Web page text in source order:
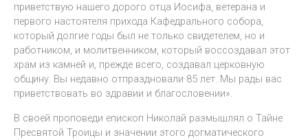
приветствую нашего дорого отца Иосифа, ветерана и
первого настоятеля прихода Кафедрального собора,
который долгие годы был не только свидетелем, но и
работником, и молитвенником, который воссоздавал этот
храм из камней и, прежде всего, создавал церковную
общину. Вы недавно отпраздновали 85 лет. Мы рады вас
приветствовать во здравии и благословении».
В своей проповеди епископ Николай размышлял о Тайне
Пресвятой Троицы и значении этого догматического